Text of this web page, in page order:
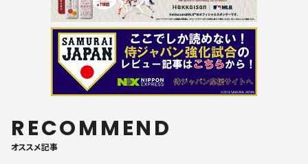
RECOMMEND
オススメ記事